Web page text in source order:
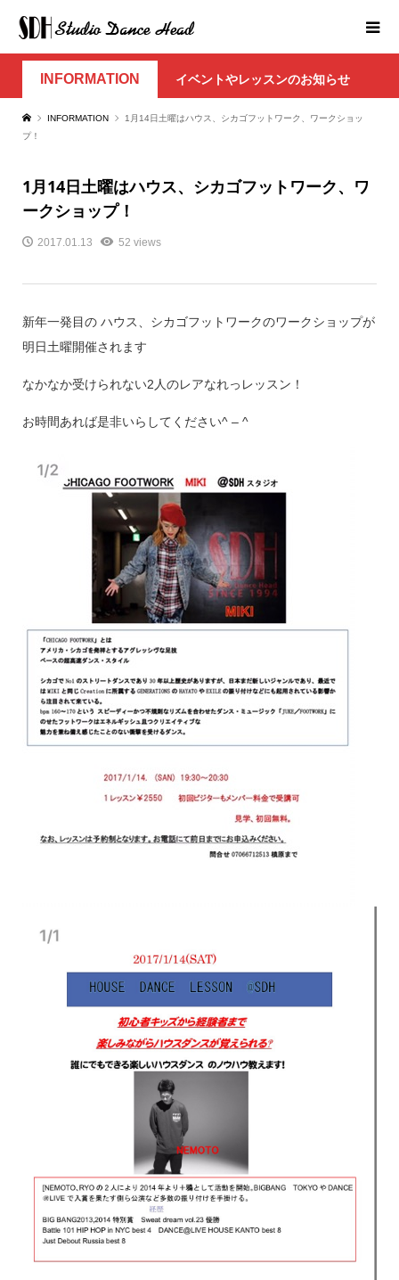
INFORMATION イベントやレッスンのお知らせ
INFORMATION
1月14日土曜はハウス、シカゴフットワーク、ワークショッ
プ！
1月14日土曜はハウス、シカゴフットワーク、ワ
ークショップ！
2017.01.13 52 views
新年一発目の ハウス、シカゴフットワークのワークショップが
明日土曜開催されます
なかなか受けられない2人のレアなれっレッスン！
お時間あれば是非いらしてください^ – ^